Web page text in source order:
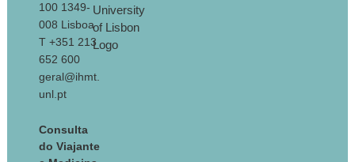
100 1349-
008 Lisboa
T +351 213
652 600
geral@ihmt.
unl.pt
Consulta
do Viajante